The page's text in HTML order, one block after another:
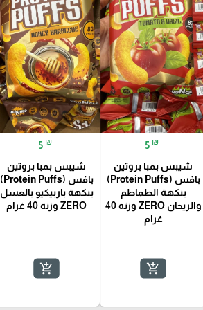
5 ₪
شيبس بمبا بروتين
بافس (Protein Puffs)
بنكهة الطماطم
والريحان ZERO وزنه 40
غرام
add_shopping_cart
5 ₪
شيبس بمبا بروتين
بافس (Protein Puffs)
بنكهة باربيكيو بالعسل
ZERO وزنه 40 غرام
add_shopping_cart